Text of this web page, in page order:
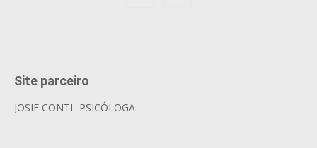
Site parceiro
JOSIE CONTI- PSICÓLOGA